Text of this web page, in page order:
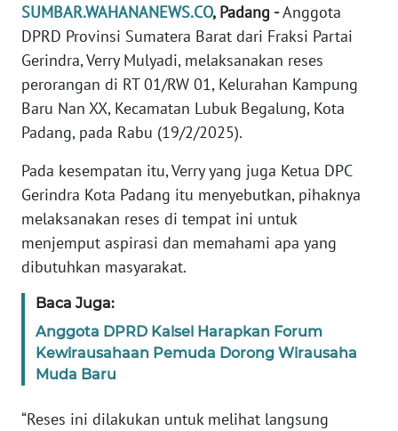
SUMBAR.WAHANANEWS.CO, Padang -Anggota
DPRD Provinsi Sumatera Barat dari Fraksi Partai
Gerindra, Verry Mulyadi, melaksanakan reses
perorangan di RT 01/RW 01, Kelurahan Kampung
Baru Nan XX, Kecamatan Lubuk Begalung, Kota
Padang, pada Rabu (19/2/2025).
Pada kesempatan itu, Verry yang juga Ketua DPC
Gerindra Kota Padang itu menyebutkan, pihaknya
melaksanakan reses di tempat ini untuk
menjemput aspirasi dan memahami apa yang
dibutuhkan masyarakat.
Baca Juga:
Anggota DPRD Kalsel Harapkan Forum
Kewirausahaan Pemuda Dorong Wirausaha
Muda Baru
“Reses ini dilakukan untuk melihat langsung
REDAKSI
KARIR
DISCLAIMER
Wahana
News
Regional
WN
SUMUT
JAKARTA